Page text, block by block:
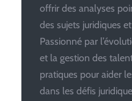
offrir des analyses
des sujets juridiques
Passionné par
et la gestion des
pratiques pour aider
dans les défis